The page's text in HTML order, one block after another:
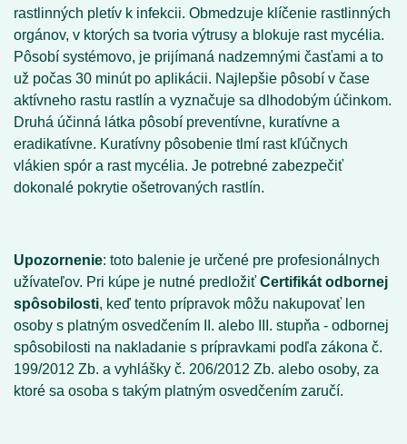
rastlinných pletív k infekcii. Obmedzuje klíčenie rastlinných
orgánov, v ktorých sa tvoria výtrusy a blokuje rast mycélia.
Pôsobí systémovo, je prijímaná nadzemnými časťami a to
už počas 30 minút po aplikácii. Najlepšie pôsobí v čase
aktívneho rastu rastlín a vyznačuje sa dlhodobým účinkom.
Druhá účinná látka pôsobí preventívne, kuratívne a
eradikatívne. Kuratívny pôsobenie tlmí rast kľúčnych
vlákien spór a rast mycélia. Je potrebné zabezpečiť
dokonalé pokrytie ošetrovaných rastlín.
Upozornenie: toto balenie je určené pre profesionálnych
užívateľov. Pri kúpe je nutné predložiť Certifikát odbornej
spôsobilosti, keď tento prípravok môžu nakupovať len
osoby s platným osvedčením II. alebo III. stupňa - odbornej
spôsobilosti na nakladanie s prípravkami podľa zákona č.
199/2012 Zb. a vyhlášky č. 206/2012 Zb. alebo osoby, za
ktoré sa osoba s takým platným osvedčením zaručí.